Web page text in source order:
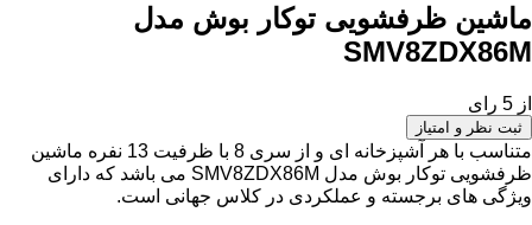
ماشین ظرفشویی توکار بوش مدل
SMV8ZDX86M
از 5 رای
ثبت نظر و امتیاز
متناسب با هر آشپزخانه ای و از سری 8 با ظرفیت 13 نفره ماشین
ظرفشویی توکار بوش مدل SMV8ZDX86M می باشد که دارای
ویژگی های برجسته و عملکردی در کلاس جهانی است.